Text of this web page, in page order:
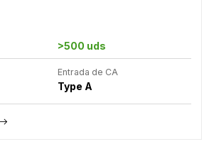
>500 uds
Entrada de CA
Type A